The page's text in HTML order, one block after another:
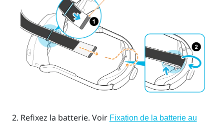
Refixez la batterie. Voir Fixation de la batterie au